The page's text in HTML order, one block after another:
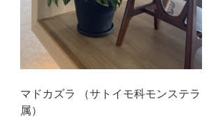
マドカズラ （サトイモ科モンステラ
属）